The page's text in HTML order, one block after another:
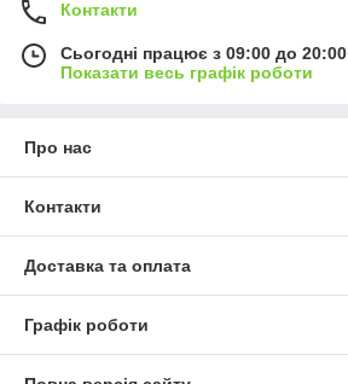
Контакти
Сьогодні працює з 09:00 до 20:00
Показати весь графік роботи
Про нас
Контакти
Доставка та оплата
Графік роботи